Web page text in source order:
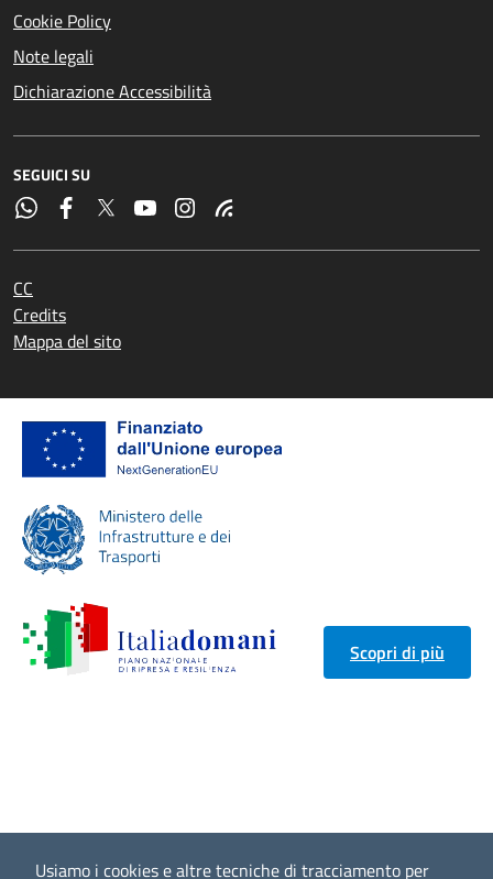
Usiamo i cookies e altre tecniche di tracciamento per
Cookie Policy
Note legali
Dichiarazione Accessibilità
SEGUICI SU
CC
Credits
Mappa del sito
Scopri di più